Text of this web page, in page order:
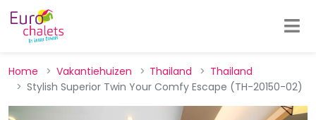
Home Vakantiehuizen Thailand
Thailand
Stylish Superior Twin Your Comfy Escape (TH-20150-02)